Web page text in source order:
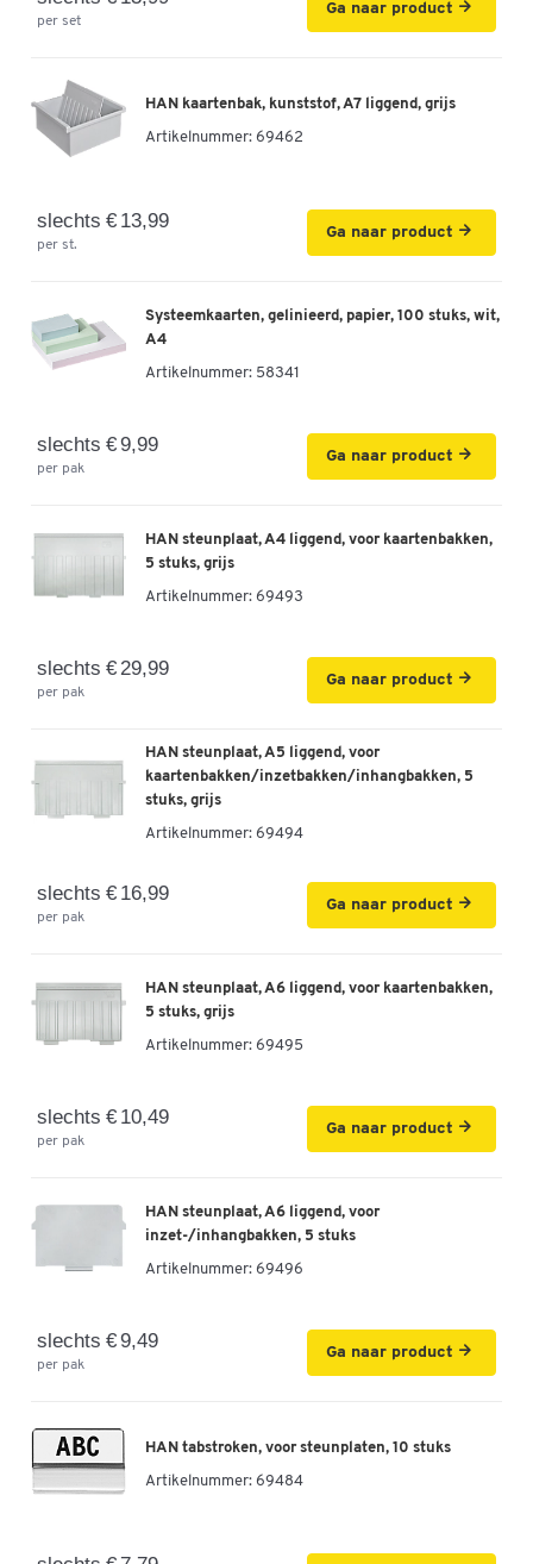
per set
Ga naar product
HAN kaartenbak, kunststof, A7 liggend, grijs
Artikelnummer: 69462
slechts € 13,99
per st.
Ga naar product
Systeemkaarten, gelinieerd, papier, 100 stuks, wit,
A4
Artikelnummer: 58341
slechts € 9,99
per pak
Ga naar product
HAN steunplaat, A4 liggend, voor kaartenbakken,
5 stuks, grijs
Artikelnummer: 69493
slechts € 29,99
per pak
Ga naar product
HAN steunplaat, A5 liggend, voor
kaartenbakken/inzetbakken/inhangbakken, 5
stuks, grijs
Artikelnummer: 69494
slechts € 16,99
per pak
Ga naar product
HAN steunplaat, A6 liggend, voor kaartenbakken,
5 stuks, grijs
Artikelnummer: 69495
slechts € 10,49
per pak
Ga naar product
HAN steunplaat, A6 liggend, voor
inzet-/inhangbakken, 5 stuks
Artikelnummer: 69496
slechts € 9,49
per pak
Ga naar product
HAN tabstroken, voor steunplaten, 10 stuks
Artikelnummer: 69484